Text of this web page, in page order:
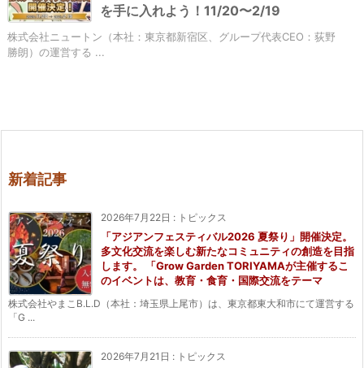
を手に入れよう！11/20〜2/19
株式会社ニュートン（本社：東京都新宿区、グループ代表CEO：荻野
勝朗）の運営する ...
新着記事
2026年7月22日 : トピックス
「アジアンフェスティバル2026 夏祭り」開催決定。
多文化交流を楽しむ新たなコミュニティの創造を目指
します。 「Grow Garden TORIYAMAが主催するこ
のイベントは、教育・食育・国際交流をテーマ
株式会社やまこB.L.D（本社：埼玉県上尾市）は、東京都東大和市にて運営する
「G ...
2026年7月21日 : トピックス